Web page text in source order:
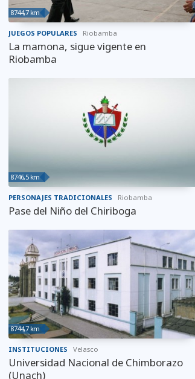
8744,7 km
JUEGOS POPULARES Riobamba
La mamona, sigue vigente en
Riobamba
8746,5 km
PERSONAJES TRADICIONALES Riobamba
Pase del Niño del Chiriboga
8744,7 km
INSTITUCIONES Velasco
Universidad Nacional de Chimborazo
(Unach)